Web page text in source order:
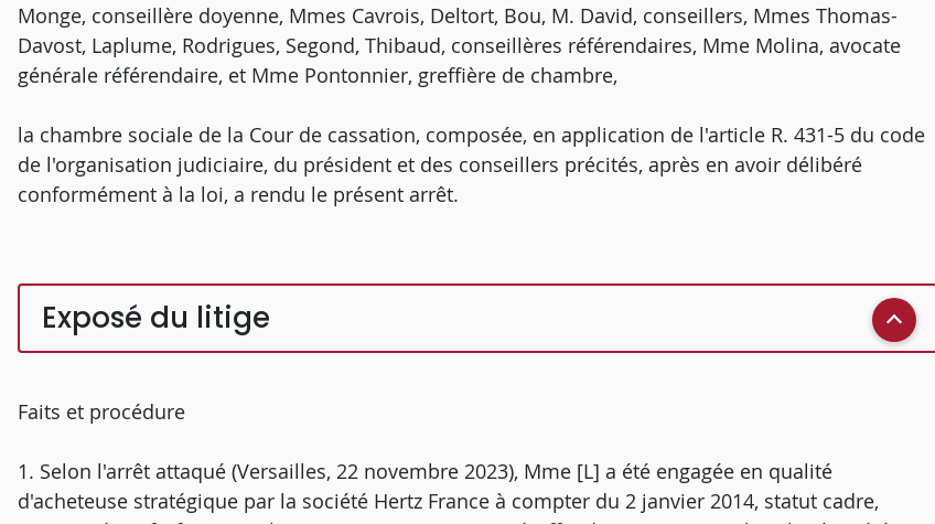
Monge, conseillère doyenne, Mmes Cavrois, Deltort, Bou, M. David, conseillers, Mmes Thomas-
Davost, Laplume, Rodrigues, Segond, Thibaud, conseillères référendaires, Mme Molina, avocate
générale référendaire, et Mme Pontonnier, greffière de chambre,
la chambre sociale de la Cour de cassation, composée, en application de l'article R. 431-5 du code
de l'organisation judiciaire, du président et des conseillers précités, après en avoir délibéré
conformément à la loi, a rendu le présent arrêt.
Exposé du litige
Faits et procédure
1. Selon l'arrêt attaqué (Versailles, 22 novembre 2023), Mme [L] a été engagée en qualité
d'acheteuse stratégique par la société Hertz France à compter du 2 janvier 2014, statut cadre,